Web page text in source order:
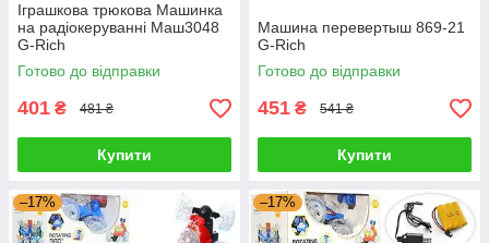
Іграшкова трюкова Машинка
на радіокеруванні Маш3048
G-Rich
Готово до відправки
401 ₴ 481 ₴
Купити
Машина перевертыш 869-21
G-Rich
Готово до відправки
451 ₴ 541 ₴
Купити
–17% –17%